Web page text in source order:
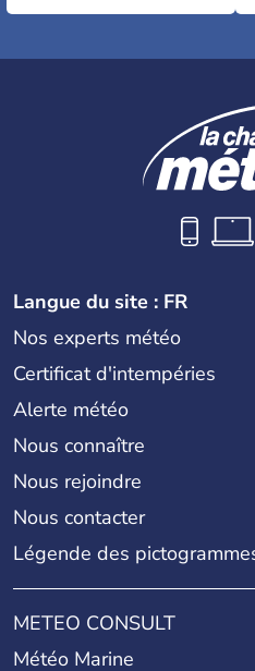
Langue du site : FR
Nos experts météo
Certificat d'intempéries
Alerte météo
Nous connaître
Nous rejoindre
Nous contacter
Légende des
METEO CONSULT
Météo Marine